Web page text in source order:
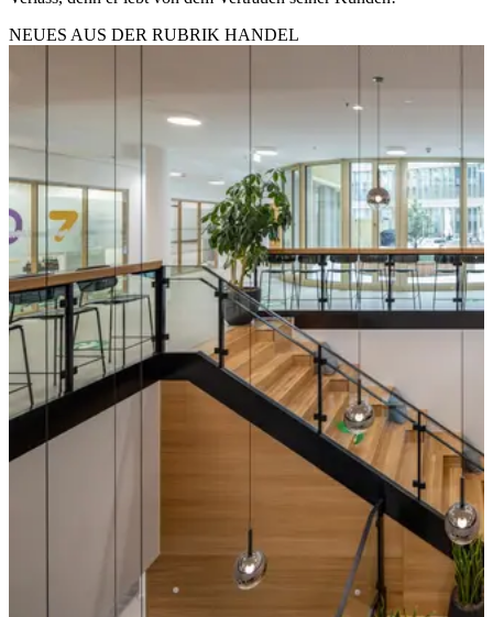
NEUES AUS DER RUBRIK HANDEL